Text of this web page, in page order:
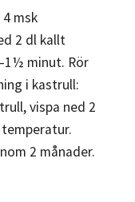
msk
2 dl kallt
minut. Rör
i kastrull:
vispa ned 2
2 månader.